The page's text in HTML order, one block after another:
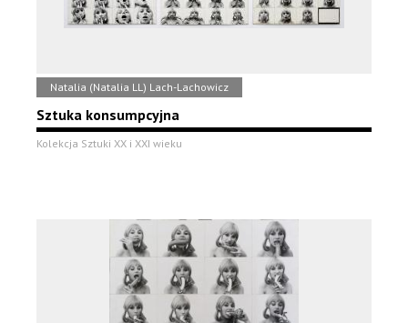
Natalia (Natalia LL) Lach-Lachowicz
Sztuka konsumpcyjna
Kolekcja Sztuki XX i XXI wieku